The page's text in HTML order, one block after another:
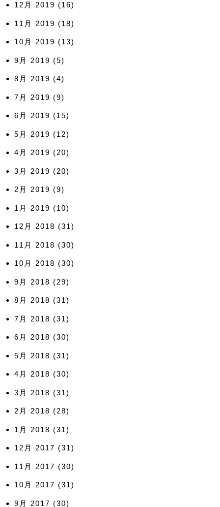
12月 2019 (16)
11月 2019 (18)
10月 2019 (13)
9月 2019 (5)
8月 2019 (4)
7月 2019 (9)
6月 2019 (15)
5月 2019 (12)
4月 2019 (20)
3月 2019 (20)
2月 2019 (9)
1月 2019 (10)
12月 2018 (31)
11月 2018 (30)
10月 2018 (30)
9月 2018 (29)
8月 2018 (31)
7月 2018 (31)
6月 2018 (30)
5月 2018 (31)
4月 2018 (30)
3月 2018 (31)
2月 2018 (28)
1月 2018 (31)
12月 2017 (31)
11月 2017 (30)
10月 2017 (31)
9月 2017 (30)